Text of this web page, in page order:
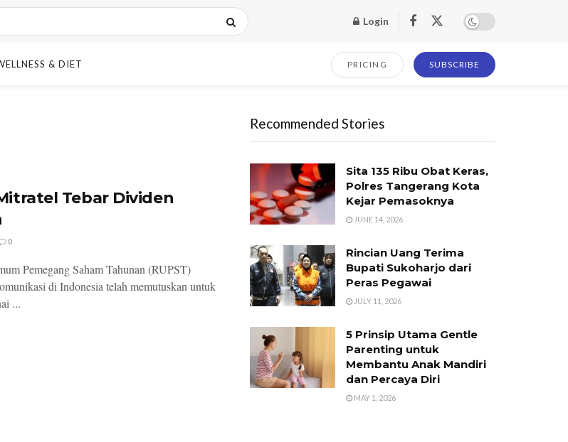
Login
& DIET PRICING SUBSCRIBE
Tebar Dividen
0
Pemegang Saham Tahunan (RUPST)
di Indonesia telah memutuskan untuk
...
Recommended Stories
Sita 135 Ribu Obat Keras,
Polres Tangerang Kota
Kejar Pemasoknya
JUNE 14, 2026
Rincian Uang Terima
Bupati Sukoharjo dari
Peras Pegawai
JULY 11, 2026
5 Prinsip Utama Gentle
Parenting untuk
Membantu Anak Mandiri
dan Percaya Diri
MAY 1, 2026